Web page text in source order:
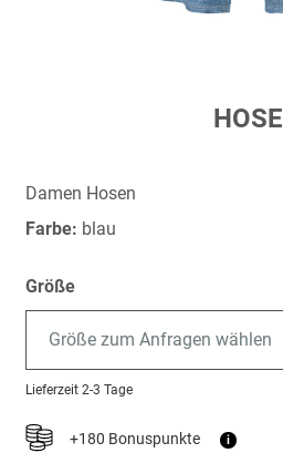
springen
HOSE
Damen Hosen
Farbe: blau
Größe
Größe zum Anfragen wählen
Lieferzeit 2-3 Tage
+180 Bonuspunkte i